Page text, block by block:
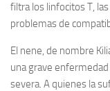
filtra los linfocitos T,
problemas de
El nene, de nombre
una grave
severa. A quienes la